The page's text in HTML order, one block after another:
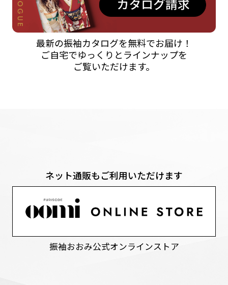
最新の振袖カタログを無料でお届け！
ご自宅でゆっくりとラインナップを
ご覧いただけます。
ネット通販もご利用いただけます
振袖おおみ公式オンラインストア